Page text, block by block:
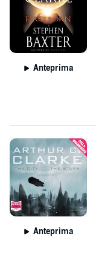
Anteprima
Anteprima